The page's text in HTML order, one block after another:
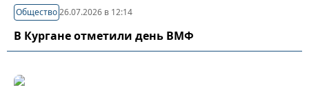
Общество26.07.2026 в 12:14
В Кургане отметили день ВМФ